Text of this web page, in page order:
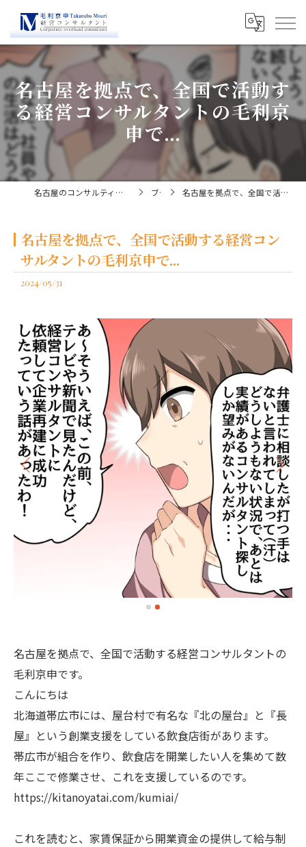
名古屋を拠点で、全国で活動す
る経営コンサルタントの毛利京
申で...
名古屋のコンサルティングなら経営コンサルタント毛利京申 ブログ 名古屋を拠点で、全国で活動する経営コンサルタントの毛利京申で...
名古屋を拠点で、全国で活動する経営コン
サルタントの毛利京申で...
2024/05/31
名古屋を拠点で、全国で活動する経営コンサルタントの
毛利京申です。
こんにちは
北海道帯広市には、屋台村で有名な『北の屋台』と『長
屋』という創業支援をしている飲食店街があります。
帯広市が組合を作り、飲食店を開業したい人を集めて数
年ここで修業させ、これを支援しているのです。
https://kitanoyatai.com/kumiai/
これを読むと、家賃保証から開業資金の提供して給与制